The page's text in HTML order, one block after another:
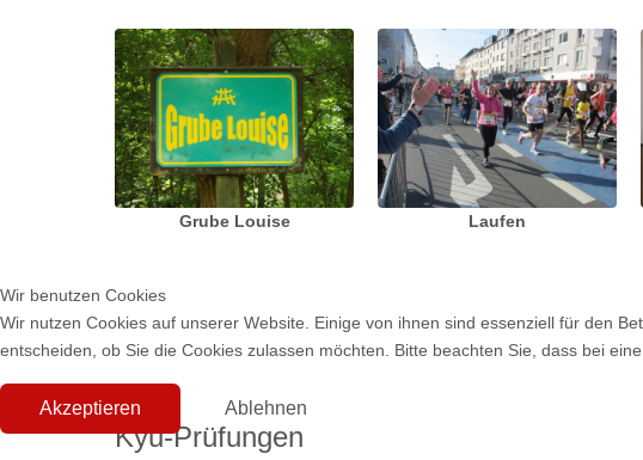
Grube Louise Laufen
Kyu-Prüfungen
Wir benutzen Cookies
Wir nutzen Cookies auf unserer Website. Einige von ihnen sind essenziell für den
entscheiden, ob Sie die Cookies zulassen möchten. Bitte beachten Sie, dass bei
Akzeptieren Ablehnen